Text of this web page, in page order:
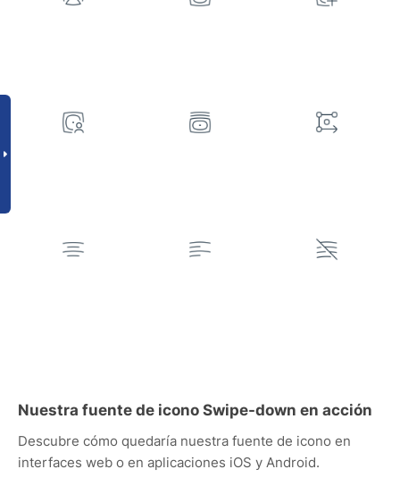
Nuestra fuente de icono Swipe-down en acción
Descubre cómo quedaría nuestra fuente de icono en
interfaces web o en aplicaciones iOS y Android.